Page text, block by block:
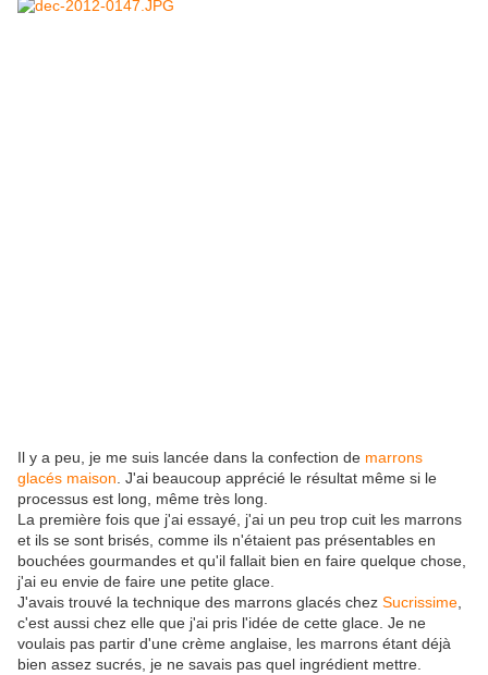
Il y a peu, je me suis lancée dans la confection de marrons
glacés maison . J'ai beaucoup apprécié le résultat même si le
processus est long, même très long.
La première fois que j'ai essayé, j'ai un peu trop cuit les marrons
et ils se sont brisés, comme ils n'étaient pas présentables en
bouchées gourmandes et qu'il fallait bien en faire quelque chose,
j'ai eu envie de faire une petite glace.
J'avais trouvé la technique des marrons glacés chez Sucrissime
c'est aussi chez elle que j'ai pris l'idée de cette glace. Je ne
voulais pas partir d'une crème anglaise, les marrons étant déjà
bien assez sucrés, je ne savais pas quel ingrédient mettre.